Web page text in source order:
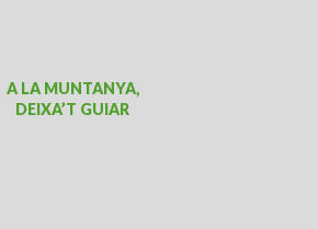
A LA MUNTANYA,
DEIXA’T GUIAR